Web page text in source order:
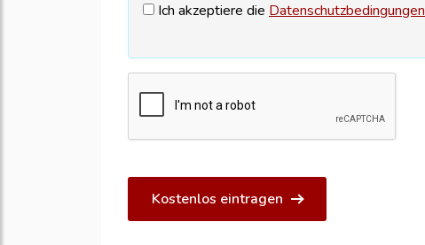
Ich akzeptiere die Datenschutzbedingungen
Kostenlos eintragen